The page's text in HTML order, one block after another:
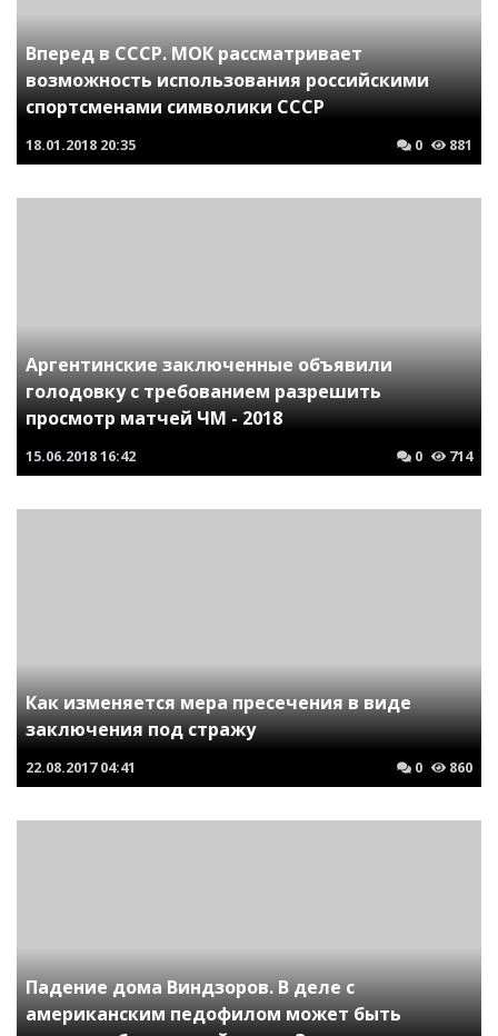
Вперед в СССР. МОК рассматривает
возможность использования российскими
спортсменами символики СССР
18.01.2018 20:35 0 881
Аргентинские заключенные объявили
голодовку с требованием разрешить
просмотр матчей ЧМ - 2018
15.06.201816:42 0 714
Как изменяется мера пресечения в виде
заключения под стражу
22.08.2017 04:41 0 860
Падение дома Виндзоров. В деле с
американским педофилом может быть